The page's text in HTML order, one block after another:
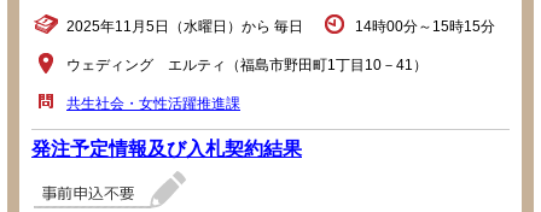
2025年11月5日（水曜日）から 毎日 14時00分～15時15分
ウェディング エルティ（福島市野田町1丁目10－41）
共生社会・女性活躍推進課
発注予定情報及び入札契約結果